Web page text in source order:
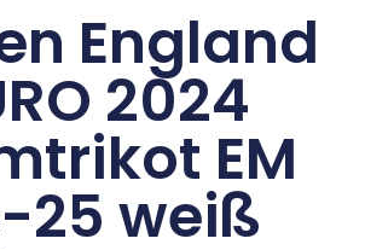
England
2024
EM
25 weiß